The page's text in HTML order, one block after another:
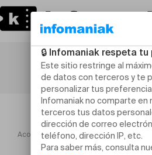
Acogida Fernando Pessoa,